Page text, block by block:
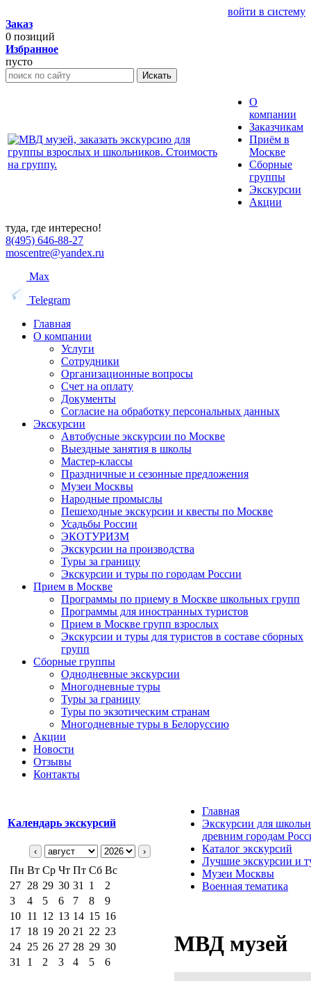
войти в систему
Заказ
0 позиций
Избранное
пусто
Искать
О
компании
Заказчикам
Приём в
Москве
Сборные
группы
Экскурсии
Акции
туда, где интересно!
8(495) 646-88-27
moscentre@yandex.ru
Max
Telegram
Главная
О компании
Услуги
Сотрудники
Организационные вопросы
Счет на оплату
Документы
Согласие на обработку персональных данных
Экскурсии
Автобусные экскурсии по Москве
Выездные занятия в школы
Мастер-классы
Праздничные и сезонные предложения
Музеи Москвы
Народные промыслы
Пешеходные экскурсии и квесты по Москве
Усадьбы России
ЭКОТУРИЗМ
Экскурсии на производства
Туры за границу
Экскурсии и туры по городам России
Прием в Москве
Программы по приему в Москве школьных групп
Программы для иностранных туристов
Прием в Москве групп взрослых
Экскурсии и туры для туристов в составе сборных
групп
Сборные группы
Однодневные экскурсии
Многодневные туры
Туры за границу
Туры по экзотическим странам
Многодневные туры в Белоруссию
Акции
Новости
Отзывы
Контакты
Календарь экскурсий
‹ ›
Пн Вт Ср Чт Пт Сб Вс
27 28 29 30 31 1
2
3
4 5 6 7 8
9
10 11 12 13 14 15 16
17 18 19 20 21 22 23
24 25 26 27 28 29 30
31
1 2 3 4 5 6
Главная
Экскурсии для
древним городам
Каталог экскурсий
Лучшие экскурсии и
Музеи Москвы
Военная тематика
МВД музей